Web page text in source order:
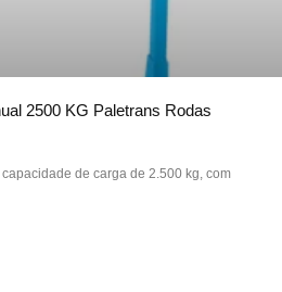
2500 KG Paletrans Rodas
de carga de 2.500 kg, com